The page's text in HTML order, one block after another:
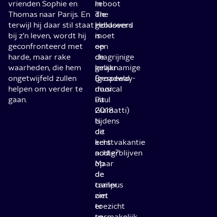
vrienden Sophie en
Thomas naar Parijs. En
terwijl hij daar stil staat
bij z’n leven, wordt hij
geconfronteerd met
harde, maar rake
waarheden, die hem
ongetwijfeld zullen
helpen om verder te
gaan.
reboot
die
gebaseerd
is
op
de
gelijknamige
Broadway-
musical
uit
2018.
Is
dit
echt
nodig?
Maar
de
trailer
ziet
er
In
The
Holdovers
moet
een
chagrijnige
leraar
(gespeeld
door
Paul
Giamatti)
tijdens
de
kerstvakantie
achterblijven
op
de
campus
om
toezicht